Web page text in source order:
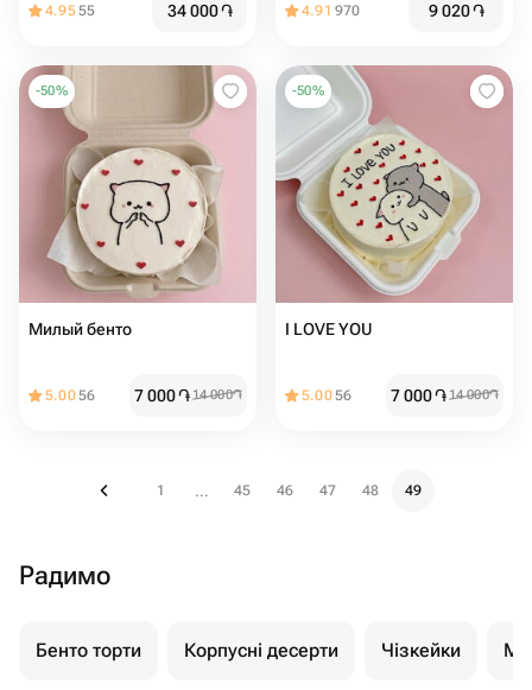
4.9555 34 000֏ 4.91 970 9 020֏
-50%
Милый бенто ️
5.0056 7 000֏14 000֏
-50%
I LOVE YOU ️
5.0056 7 000֏14 000֏
1 ... 45 46 47 48 49
Радимо
Бенто торти Корпусні десерти Чізкейки